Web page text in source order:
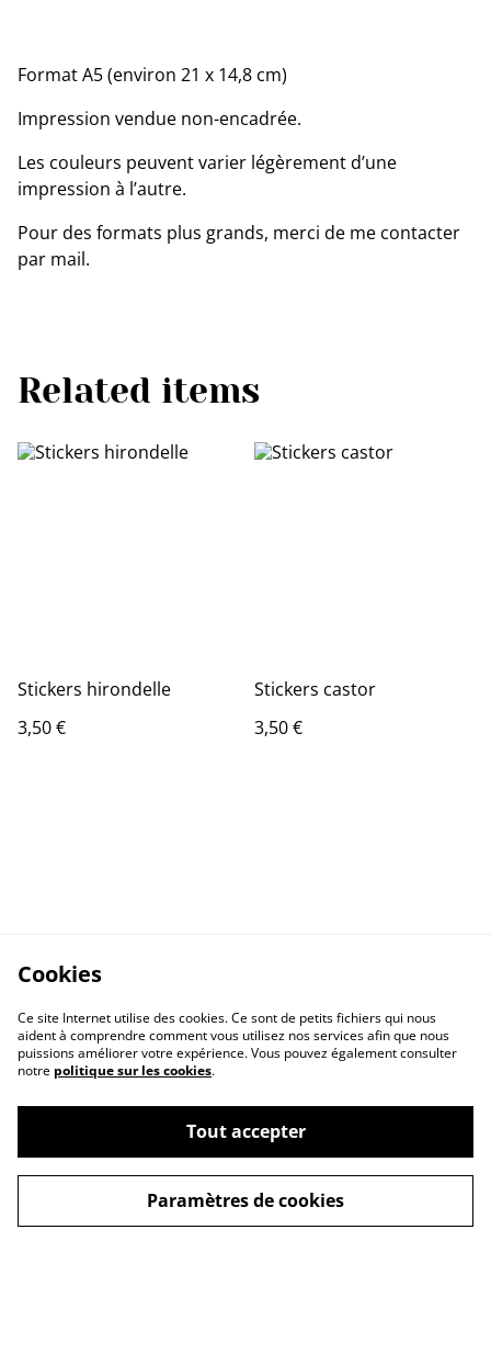
Format A5 (environ 21 x 14,8 cm)
Impression vendue non-encadrée.
Les couleurs peuvent varier légèrement d’une
impression à l’autre.
Pour des formats plus grands, merci de me contacter
par mail.
Related items
Stickers hirondelle
3,50 €
Stickers castor
3,50 €
Contactez-moi
Conditions de vente
Cookies
Ce site Internet utilise des cookies. Ce sont de petits fichiers qui nous
aident à comprendre comment vous utilisez nos services afin que nous
puissions améliorer votre expérience. Vous pouvez également consulter
notre politique sur les cookies.
Tout accepter
Paramètres de cookies